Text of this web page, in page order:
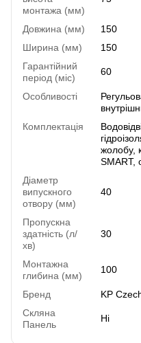
монтажа (мм)
Довжина (мм)
150
Ширина (мм)
150
Гарантійний
період (міс)
60
Особливості
Комплектація
жолобу,
SMART,
Діаметр
випускного
отвору (мм)
40
Пропускна
здатність (л/
хв)
30
Монтажна
глибина (мм)
100
Бренд
KP
Скляна
Панель
Ні